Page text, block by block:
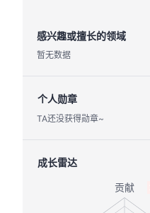
感兴趣或擅长的领域
暂无数据
个人勋章
TA还没获得勋章~
成长雷达